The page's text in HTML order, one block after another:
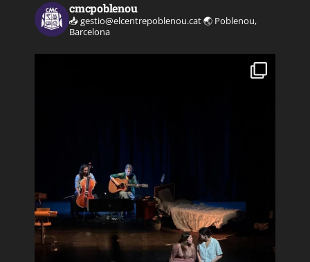
cmcpoblenou
📥 gestio@elcentrepoblenou.cat🌏 Poblenou,
Barcelona